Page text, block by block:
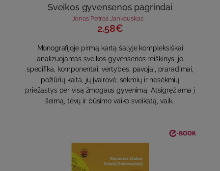
Sveikos gyvensenos pagrindai
Jonas Petras Jankauskas
2.58€
Monografijoje pirmą kartą šalyje kompleksiškai
analizuojamas sveikos gyvensenos reiškinys, jo
specifika, komponentai, vertybės, pavojai, praradimai,
požiūrių kaita, jų įvairovė, sėkmių ir nesėkmių
priežastys per visą žmogaus gyvenimą. Atsigręžiama į
šeimą, tėvų ir būsimo vaiko sveikatą, vaik..